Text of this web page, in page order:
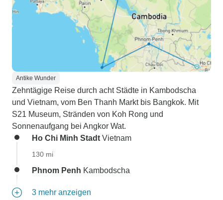
Antike Wunder
Zehntägige Reise durch acht Städte in Kambodscha
und Vietnam, vom Ben Thanh Markt bis Bangkok. Mit
S21 Museum, Stränden von Koh Rong und
Sonnenaufgang bei Angkor Wat.
Ho Chi Minh Stadt Vietnam
130 mi
Phnom Penh Kambodscha
3 mehr anzeigen